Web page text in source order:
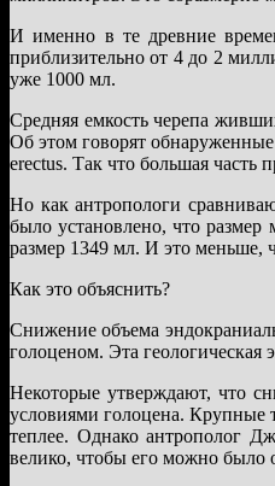
И именно в те древние
приблизительно от 4 до 2
уже 1000 мл.
Средняя емкость черепа
Об этом говорят
erectus. Так что большая часть
Но как антропологи
было установлено, что размер
размер 1349 мл. И это меньше,
Как это объяснить?
Снижение объема
голоценом. Эта
Некоторые утверждают, что
условиями голоцена. Крупные
теплее. Однако антрополог
велико, чтобы его можно было